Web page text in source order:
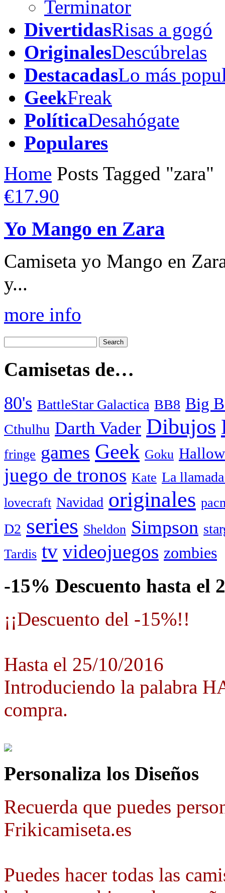
Terminator
DivertidasRisas a gogó
OriginalesDescúbrelas
DestacadasLo más
GeekFreak
PolíticaDesahógate
Populares
Home Posts Tagged "zara"
€17.90
Yo Mango en Zara
Camiseta yo Mango en
y...
more info
Camisetas de…
80's BattleStar Galactica BB8 Big
Cthulhu Darth Vader Dibujos
fringe games Geek Goku
juego de tronos Kate La
lovecraft Navidad originales
D2 series Sheldon Simpson
Tardis tv videojuegos zombies
-15% Descuento hasta el
¡¡Descuento del -15%!!
Hasta el 25/10/2016
Introduciendo la palabra
compra.
Personaliza los Diseños
Recuerda que puedes
Frikicamiseta.es
Puedes hacer todas las